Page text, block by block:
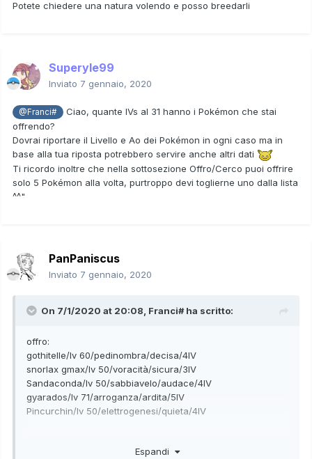
Potete chiedere una natura volendo e posso breedarli
Superyle99
Inviato 7 gennaio, 2020
@Franci#
Ciao, quante IVs al 31 hanno i Pokémon che stai
offrendo?
Dovrai riportare il Livello e Ao dei Pokémon in ogni caso ma in
base alla tua riposta potrebbero servire anche altri dati
Ti ricordo inoltre che nella sottosezione Offro/Cerco puoi offrire
solo 5 Pokémon alla volta, purtroppo devi toglierne uno dalla lista
^^"
PanPaniscus
Inviato 7 gennaio, 2020
On 7/1/2020 at 20:08, Franci#ha scritto:
offro:
gothitelle/lv 60/pedinombra/decisa/4IV
snorlax gmax/lv 50/voracità/sicura/3IV
Sandaconda/lv 50/sabbiavelo/audace/4IV
gyarados/lv 71/arroganza/ardita/5IV
Pincurchin/lv 50/elettrogenesi/quieta/4IV
Potete chiedere una natura volendo e posso breedarli
Espandi